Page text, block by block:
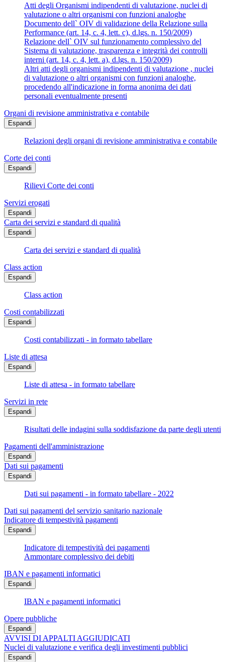
Atti degli Organismi indipendenti di valutazione, nuclei di
valutazione o altri organismi con funzioni analoghe
Documento dell` OIV di validazione della Relazione sulla
Performance (art. 14, c. 4, lett. c), d.lgs. n. 150/2009)
Relazione dell` OIV sul funzionamento complessivo del
Sistema di valutazione, trasparenza e integrità dei controlli
interni (art. 14, c. 4, lett. a), d.lgs. n. 150/2009)
Altri atti degli organismi indipendenti di valutazione , nuclei
di valutazione o altri organismi con funzioni analoghe,
procedendo all'indicazione in forma anonima dei dati
personali eventualmente presenti
Organi di revisione amministrativa e contabile
Espandi
Relazioni degli organi di revisione amministrativa e contabile
Corte dei conti
Espandi
Rilievi Corte dei conti
Servizi erogati
Espandi
Carta dei servizi e standard di qualità
Espandi
Carta dei servizi e standard di qualità
Class action
Espandi
Class action
Costi contabilizzati
Espandi
Costi contabilizzati - in formato tabellare
Liste di attesa
Espandi
Liste di attesa - in formato tabellare
Servizi in rete
Espandi
Risultati delle indagini sulla soddisfazione da parte degli utenti
Pagamenti dell'amministrazione
Espandi
Dati sui pagamenti
Espandi
Dati sui pagamenti - in formato tabellare - 2022
Dati sui pagamenti del servizio sanitario nazionale
Indicatore di tempestività pagamenti
Espandi
Indicatore di tempestività dei pagamenti
Ammontare complessivo dei debiti
IBAN e pagamenti informatici
Espandi
IBAN e pagamenti informatici
Opere pubbliche
Espandi
AVVISI DI APPALTI AGGIUDICATI
Nuclei di valutazione e verifica degli investimenti pubblici
Espandi